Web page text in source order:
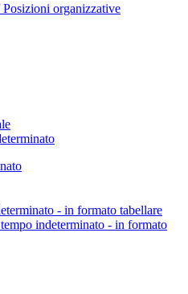
organizzative
- in formato tabellare
indeterminato - in formato